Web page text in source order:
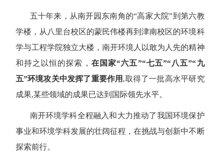
五十年来，从南开园东南角的“高家大院”到第六教
学楼，从八里台校区的蒙民伟楼再到津南校区的环境科
学与工程学院独立大楼，南开环境人以敢为人先的精神
和持之以恒的探索， 在国家“六五”“七五”“八五”“九
五”环境攻关中发挥了重要作用 ,取得了一批高水平研究
成果,某些领域的成果已达到国际领先水平。
南开环境学科全程融入和大力推动了我国环境保护
事业和环境学科发展的壮阔征程，在挑战与创新中不断
探索前行。